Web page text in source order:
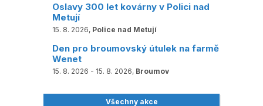
Oslavy 300 let kovárny v Polici nad
Metují
15. 8. 2026, Police nad Metují
Den pro broumovský útulek na farmě
Wenet
15. 8. 2026 - 15. 8. 2026, Broumov
Všechny akce